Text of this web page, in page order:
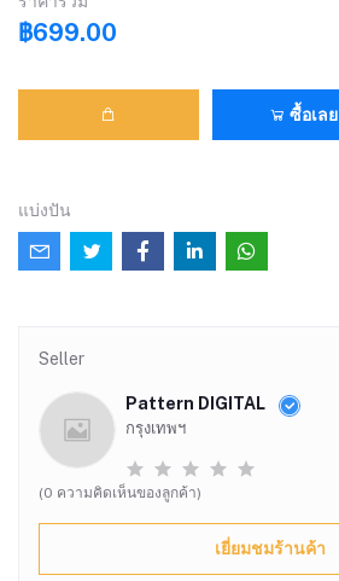
฿699.00
ซื้อเลย
แบ่งปัน
Seller
Pattern DIGITAL
กรุงเทพฯ
(0 ความคิดเห็นของลูกค้า)
เยี่ยมชมร้านค้า